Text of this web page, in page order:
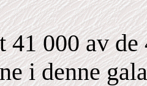
41 000 av
i denne